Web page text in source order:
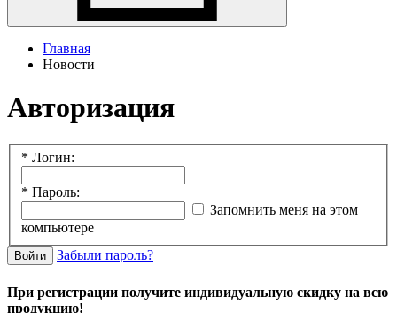
Главная
Новости
Авторизация
* Логин:
* Пароль:
Запомнить меня на этом
компьютере
Войти Забыли пароль?
При регистрации получите индивидуальную скидку на всю
продукцию!